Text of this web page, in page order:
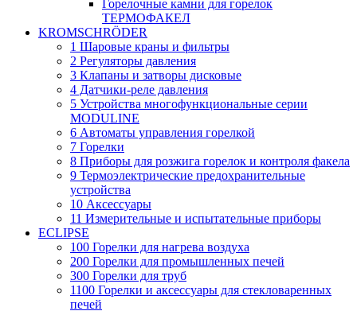
Горелочные камни для горелок
ТЕРМОФАКЕЛ
KROMSCHRÖDER
1 Шаровые краны и фильтры
2 Регуляторы давления
3 Клапаны и затворы дисковые
4 Датчики-реле давления
5 Устройства многофункциональные серии
MODULINE
6 Автоматы управления горелкой
7 Горелки
8 Приборы для розжига горелок и контроля факела
9 Термоэлектрические предохранительные
устройства
10 Аксессуары
11 Измерительные и испытательные приборы
ECLIPSE
100 Горелки для нагрева воздуха
200 Горелки для промышленных печей
300 Горелки для труб
1100 Горелки и аксессуары для стекловаренных
печей